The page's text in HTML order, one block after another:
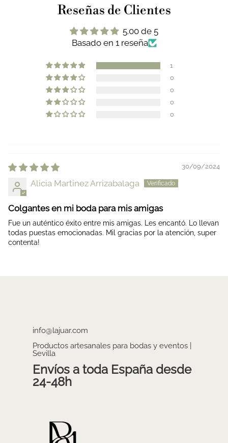
Reseñas de Clientes
5.00 de 5
Basado en 1 reseña
1
0
0
0
0
30/09/2024
Alicia Martinez Arrizabalaga
Colgantes en mi boda para mis amigas
Fue un auténtico éxito entre mis amigas. Les encantó. Lo llevan
todas puestas emocionadas. Mil gracias por la atención, super
contenta!
info@lajuar.com
Productos artesanales para bodas y eventos |
Sevilla
Envíos a toda España desde
24-48h